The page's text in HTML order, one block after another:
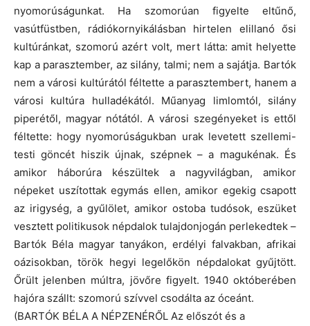
nyomorúságunkat. Ha szomorúan figyelte eltűnő,
vasútfüstben, rádiókornyikálásban hirtelen elillanó ősi
kultúránkat, szomorú azért volt, mert látta: amit helyette
kap a parasztember, az silány, talmi; nem a sajátja. Bartók
nem a városi kultúrától féltette a parasztembert, hanem a
városi kultúra hulladékától. Műanyag limlomtól, silány
piperétől, magyar nótától. A városi szegényeket is ettől
féltette: hogy nyomorúságukban urak levetett szellemi-
testi göncét hiszik újnak, szépnek – a magukénak. És
amikor háborúra készültek a nagyvilágban, amikor
népeket uszítottak egymás ellen, amikor egekig csapott
az irigység, a gyűlölet, amikor ostoba tudósok, eszüket
vesztett politikusok népdalok tulajdonjogán perlekedtek –
Bartók Béla magyar tanyákon, erdélyi falvakban, afrikai
oázisokban, török hegyi legelőkön népdalokat gyűjtött.
Őrült jelenben múltra, jövőre figyelt. 1940 októberében
hajóra szállt: szomorú szívvel csodálta az óceánt.
(BARTÓK BÉLA A NÉPZENÉRŐL Az előszót és a